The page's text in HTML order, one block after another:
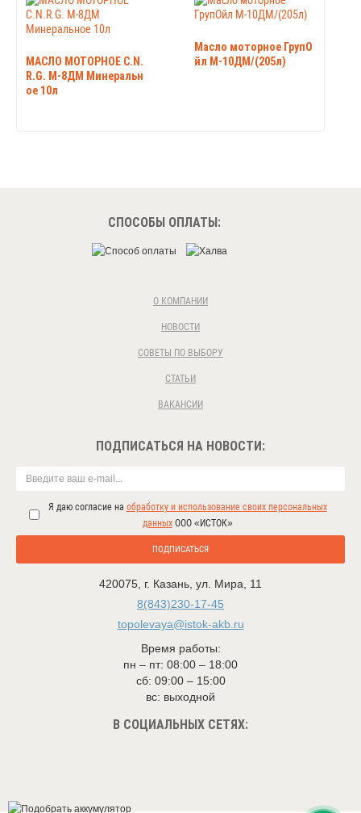
МАСЛО МОТОРНОЕ C.N.
R.G. М-8ДМ Минеральн
ое 10л
Масло моторное ГрупО
йл М-10ДМ/(205л)
СПОСОБЫ ОПЛАТЫ:
О КОМПАНИИ
НОВОСТИ
СОВЕТЫ ПО ВЫБОРУ
СТАТЬИ
ВАКАНСИИ
ПОДПИСАТЬСЯ НА НОВОСТИ:
Я даю согласие на обработку и использование своих персональных
данныхООО «ИСТОК»
ПОДПИСАТЬСЯ
420075 г. Казань ул. Мира, 11
8(843)230-17-45
topolevaya@istok-akb.ru
Время работы:
пн – пт: 08:00 – 18:00
сб: 09:00 – 15:00
вс: выходной
В СОЦИАЛЬНЫХ СЕТЯХ: